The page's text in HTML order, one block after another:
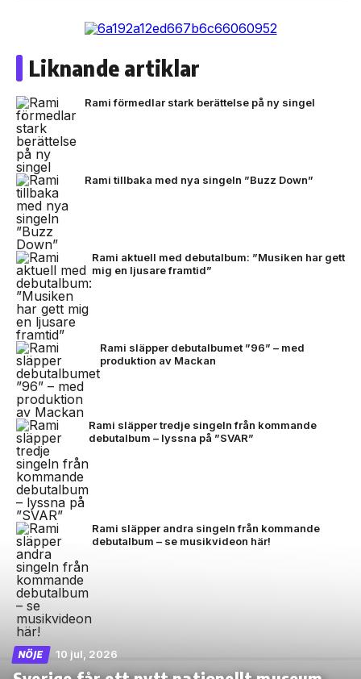
Liknande artiklar
Rami förmedlar stark berättelse på ny singel
Rami tillbaka med nya singeln ”Buzz Down”
Rami aktuell med debutalbum: ”Musiken har gett
mig en ljusare framtid”
Rami släpper debutalbumet ”96” – med
produktion av Mackan
Rami släpper tredje singeln från kommande
debutalbum – lyssna på ”SVAR”
Rami släpper andra singeln från kommande
debutalbum – se musikvideon här!
NÖJE 10 jul, 2026